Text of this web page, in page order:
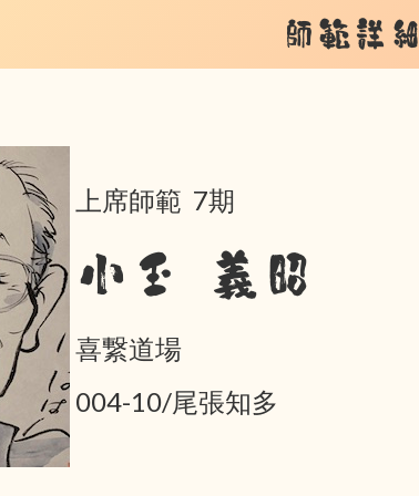
師範詳細
上席師範 7期
小玉 義昭
喜繋道場
004-10/尾張知多